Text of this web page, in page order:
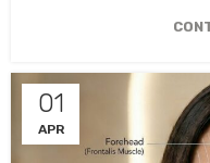
01
APR